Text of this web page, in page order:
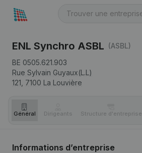
ENL Synchro ASBL (ASBL)
BE 0505.621.903
Rue Sylvain Guyaux(L.L)
121, 7100 La Louvière
Général Dirigeants Structure d'entreprise
Informations d’entreprise